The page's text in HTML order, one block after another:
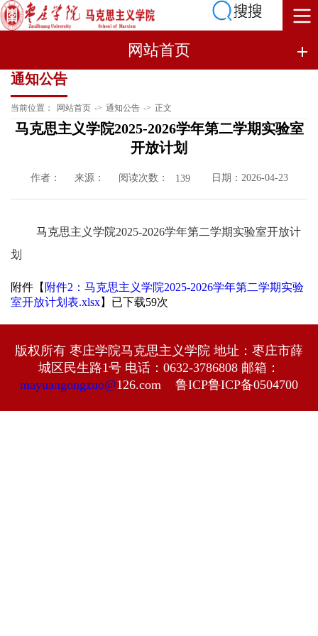
网站首页
通知公告
当前位置： 网站首页 -> 通知公告 -> 正文
马克思主义学院2025-2026学年第二学期实验室
开放计划
作者： 来源： 阅读次数： 139 日期：2026-04-23
马克思主义学院2025-2026学年第二学期实验室开放计
划
附件【 附件2：马克思主义学院2025-2026学年第二学期实验
室开放计划表.xlsx】已下载59次
版权所有 枣庄学院马克思主义学院 地址：枣庄市薛
城区民生路1号 电话：0632-3786808 邮箱：
mayuangongzuo@126.com 鲁ICP鲁ICP备0504700